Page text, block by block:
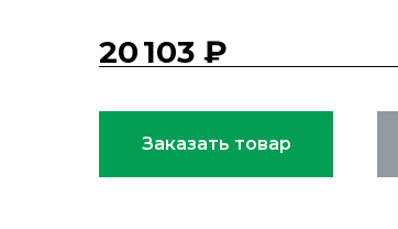
20 103 ₽
Заказать товар